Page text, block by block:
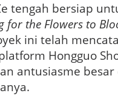
tengah bersiap
for the Flowers to
ini telah
Hongguo
antusiasme besar